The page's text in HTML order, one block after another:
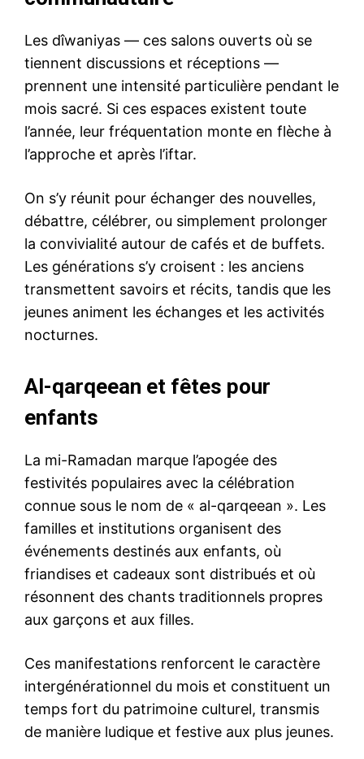
Les dîwaniyas — ces salons ouverts où se
tiennent discussions et réceptions —
prennent une intensité particulière pendant le
mois sacré. Si ces espaces existent toute
l’année, leur fréquentation monte en flèche à
l’approche et après l’iftar.
On s’y réunit pour échanger des nouvelles,
débattre, célébrer, ou simplement prolonger
la convivialité autour de cafés et de buffets.
Les générations s’y croisent : les anciens
transmettent savoirs et récits, tandis que les
jeunes animent les échanges et les activités
nocturnes.
Al-qarqeean et fêtes pour
enfants
La mi-Ramadan marque l’apogée des
festivités populaires avec la célébration
connue sous le nom de « al-qarqeean ». Les
familles et institutions organisent des
événements destinés aux enfants, où
friandises et cadeaux sont distribués et où
résonnent des chants traditionnels propres
aux garçons et aux filles.
Ces manifestations renforcent le caractère
intergénérationnel du mois et constituent un
temps fort du patrimoine culturel, transmis
de manière ludique et festive aux plus jeunes.